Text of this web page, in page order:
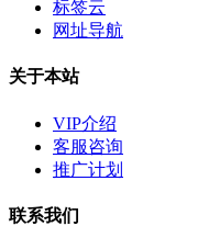
标签云
网址导航
关于本站
VIP介绍
客服咨询
推广计划
联系我们